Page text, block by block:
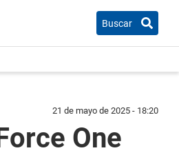
Buscar
21 de mayo de 2025 - 18:20
One